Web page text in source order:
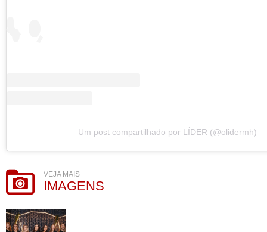
Um post compartilhado por LÍDER (@olidermh)
VEJA MAIS
IMAGENS